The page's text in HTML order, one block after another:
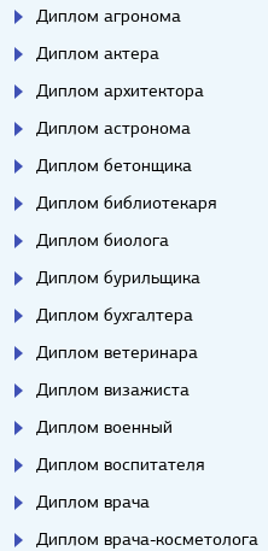
Диплом агронома
Диплом актера
Диплом архитектора
Диплом астронома
Диплом бетонщика
Диплом библиотекаря
Диплом биолога
Диплом бурильщика
Диплом бухгалтера
Диплом ветеринара
Диплом визажиста
Диплом военный
Диплом воспитателя
Диплом врача
Диплом врача-косметолога